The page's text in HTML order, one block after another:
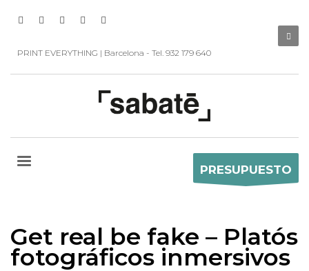
PRINT EVERYTHING | Barcelona - Tel. 932 179 640
PRESUPUESTO
Get real be fake – Platós
fotográficos inmersivos